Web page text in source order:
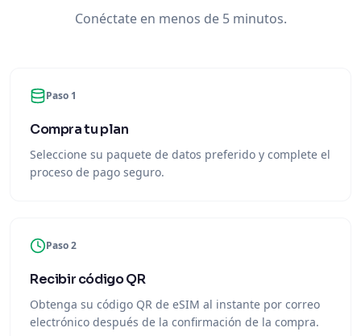
Conéctate en menos de 5 minutos.
Paso 1
Compra tu plan
Seleccione su paquete de datos preferido y complete el
proceso de pago seguro.
Paso 2
Recibir código QR
Obtenga su código QR de eSIM al instante por correo
electrónico después de la confirmación de la compra.